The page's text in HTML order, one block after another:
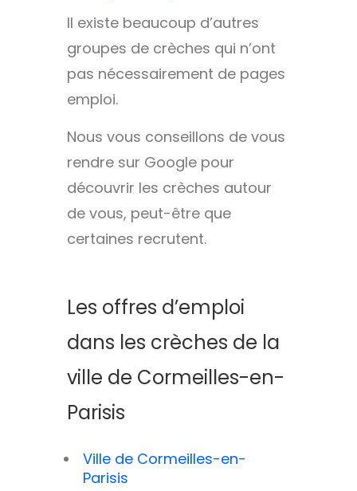
Il existe beaucoup d’autres
groupes de crèches qui n’ont
pas nécessairement de pages
emploi.
Nous vous conseillons de vous
rendre sur Google pour
découvrir les crèches autour
de vous, peut-être que
certaines recrutent.
Les offres d’emploi
dans les crèches de la
ville de Cormeilles-en-
Parisis
Ville de Cormeilles-en-
Parisis